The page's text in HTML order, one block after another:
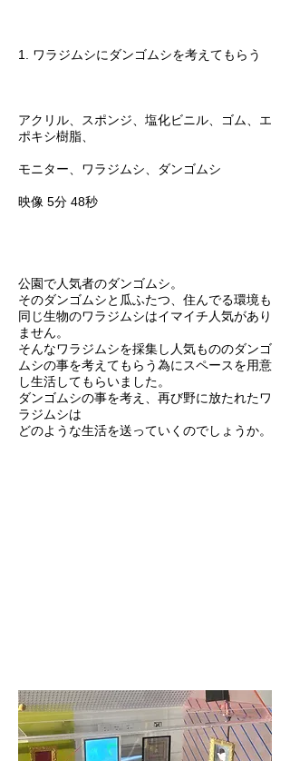
1. ワラジムシにダンゴムシを考えてもらう
アクリル、スポンジ、塩化ビニル、ゴム、エ
ポキシ樹脂、
モニター、ワラジムシ、ダンゴムシ
映像 5分 48秒
公園で人気者のダンゴムシ。
そのダンゴムシと瓜ふたつ、住んでる環境も
同じ生物のワラジムシはイマイチ人気があり
ません。
そんなワラジムシを採集し人気もののダンゴ
ムシの事を考えてもらう為にスペースを用意
し生活してもらいました。
ダンゴムシの事を考え、再び野に放たれたワ
ラジムシは
どのような生活を送っていくのでしょうか。